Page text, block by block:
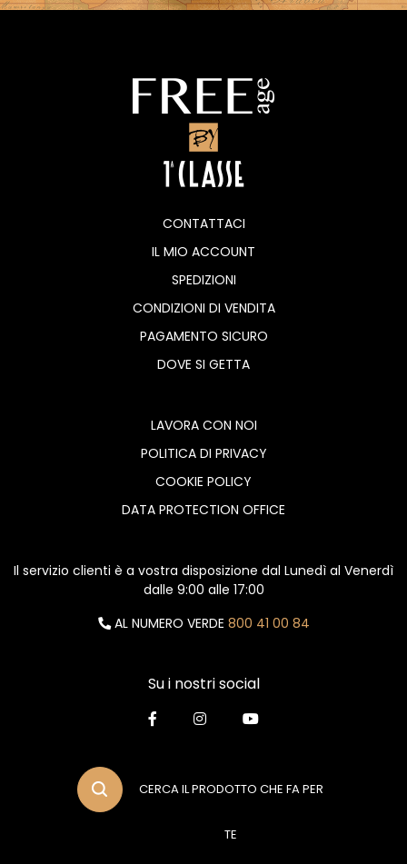
CONTATTACI
IL MIO ACCOUNT
SPEDIZIONI
CONDIZIONI DI VENDITA
PAGAMENTO SICURO
DOVE SI GETTA
LAVORA CON NOI
POLITICA DI PRIVACY
COOKIE POLICY
DATA PROTECTION OFFICE
Il servizio clienti è a vostra disposizione dal Lunedì al Venerdì
dalle 9:00 alle 17:00
AL NUMERO VERDE 800 41 00 84
Su i nostri social
CERCA IL PRODOTTO CHE FA PER
TE